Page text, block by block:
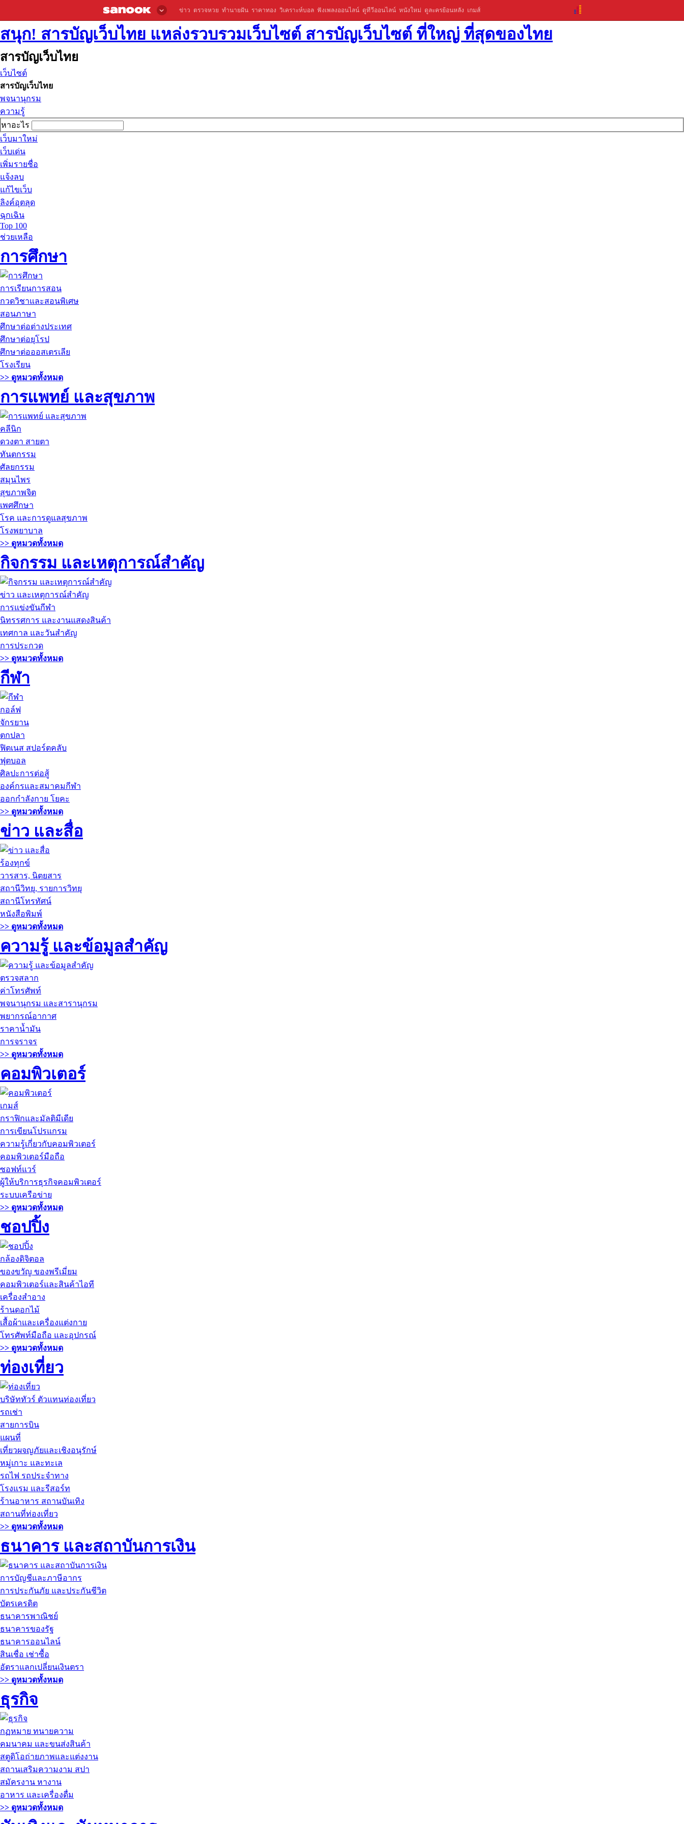
ข่าว ตรวจหวย ทำนายฝัน ราคาทอง วิเคราะห์บอล ฟังเพลงออนไลน์ ดูทีวีออนไลน์ หนังใหม่ ดูละครย้อนหลัง เกมส์
สนุก! สารบัญเว็บไทย แหล่งรวบรวมเว็บไซต์ สารบัญเว็บไซต์ ที่ใหญ่ ที่สุดของไทย
สารบัญเว็บไทย
เว็บไซต์
สารบัญเว็บไทย
พจนานุกรม
ความรู้
หาอะไร
เว็บมาใหม่
เว็บเด่น
เพิ่มรายชื่อ
แจ้งลบ
แก้ไขเว็บ
ลิงค์อุตลุด
ฉุกเฉิน
Top 100
ช่วยเหลือ
การศึกษา
การเรียนการสอน
กวดวิชาและสอนพิเศษ
สอนภาษา
ศึกษาต่อต่างประเทศ
ศึกษาต่อยุโรป
ศึกษาต่อออสเตรเลีย
โรงเรียน
>> ดูหมวดทั้งหมด
การแพทย์ และสุขภาพ
คลีนิก
ดวงตา สายตา
ทันตกรรม
ศัลยกรรม
สมุนไพร
สุขภาพจิต
เพศศึกษา
โรค และการดูแลสุขภาพ
โรงพยาบาล
>> ดูหมวดทั้งหมด
กิจกรรม และเหตุการณ์สำคัญ
ข่าว และเหตุการณ์สำคัญ
การแข่งขันกีฬา
นิทรรศการ และงานแสดงสินค้า
เทศกาล และวันสำคัญ
การประกวด
>> ดูหมวดทั้งหมด
กีฬา
กอล์ฟ
จักรยาน
ตกปลา
ฟิตเนส สปอร์ตคลับ
ฟุตบอล
ศิลปะการต่อสู้
องค์กรและสมาคมกีฬา
ออกกำลังกาย โยคะ
>> ดูหมวดทั้งหมด
ข่าว และสื่อ
ร้องทุกข์
วารสาร, นิตยสาร
สถานีวิทยุ, รายการวิทยุ
สถานีโทรทัศน์
หนังสือพิมพ์
>> ดูหมวดทั้งหมด
ความรู้ และข้อมูลสำคัญ
ตรวจสลาก
ค่าโทรศัพท์
พจนานุกรม และสารานุกรม
พยากรณ์อากาศ
ราคาน้ำมัน
การจราจร
>> ดูหมวดทั้งหมด
คอมพิวเตอร์
เกมส์
กราฟิกและมัลติมีเดีย
การเขียนโปรแกรม
ความรู้เกี่ยวกับคอมพิวเตอร์
คอมพิวเตอร์มือถือ
ซอฟท์แวร์
ผู้ให้บริการธุรกิจคอมพิวเตอร์
ระบบเครือข่าย
>> ดูหมวดทั้งหมด
ชอปปิ้ง
กล้องดิจิตอล
ของขวัญ ของพรีเมี่ยม
คอมพิวเตอร์และสินค้าไอที
เครื่องสำอาง
ร้านดอกไม้
เสื้อผ้าและเครื่องแต่งกาย
โทรศัพท์มือถือ และอุปกรณ์
>> ดูหมวดทั้งหมด
ท่องเที่ยว
บริษัททัวร์ ตัวแทนท่องเที่ยว
รถเช่า
สายการบิน
แผนที่
เที่ยวผจญภัยและเชิงอนุรักษ์
หมู่เกาะ และทะเล
รถไฟ รถประจำทาง
โรงแรม และรีสอร์ท
ร้านอาหาร สถานบันเทิง
สถานที่ท่องเที่ยว
>> ดูหมวดทั้งหมด
ธนาคาร และสถาบันการเงิน
การบัญชีและภาษีอากร
การประกันภัย และประกันชีวิต
บัตรเครดิต
ธนาคารพาณิชย์
ธนาคารของรัฐ
ธนาคารออนไลน์
สินเชื่อ เช่าซื้อ
อัตราแลกเปลี่ยนเงินตรา
>> ดูหมวดทั้งหมด
ธุรกิจ
กฏหมาย ทนายความ
คมนาคม และขนส่งสินค้า
สตูดิโอถ่ายภาพและแต่งงาน
สถานเสริมความงาม สปา
สมัครงาน หางาน
อาหาร และเครื่องดื่ม
>> ดูหมวดทั้งหมด